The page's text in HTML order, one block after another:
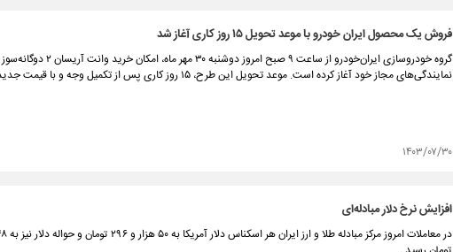
فروش یک محصول ایران خودرو با موعد تحویل ۱۵ روز کاری آغاز شد
گروه خودروسازی ایران‌خودرو از ساعت ۹ صبح امروز
نمایندگی‌های مجاز خود آغاز کرده است. موعد تحویل این طرح، ۱۵ روز کاری پس از تکمیل وجه و با قیمت جدید خواهد بود.
۱۴۰۳/۰۷/۳۰
افزایش نرخ دلار مبادله‌‌ای